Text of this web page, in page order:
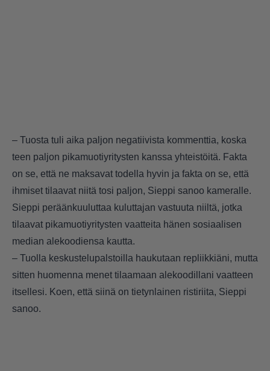
– Tuosta tuli aika paljon negatiivista kommenttia, koska
teen paljon pikamuotiyritysten kanssa yhteistöitä. Fakta
on se, että ne maksavat todella hyvin ja fakta on se, että
ihmiset tilaavat niitä tosi paljon, Sieppi sanoo kameralle.
Sieppi peräänkuuluttaa kuluttajan vastuuta niiltä, jotka
tilaavat pikamuotiyritysten vaatteita hänen sosiaalisen
median alekoodiensa kautta.
– Tuolla keskustelupalstoilla haukutaan repliikkiäni, mutta
sitten huomenna menet tilaamaan alekoodillani vaatteen
itsellesi. Koen, että siinä on tietynlainen ristiriita, Sieppi
sanoo.